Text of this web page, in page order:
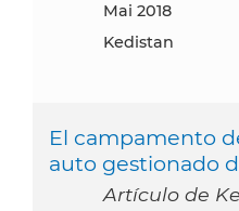
Mai 2018
Kedistan
El campamento
auto gestionado
Artículo de